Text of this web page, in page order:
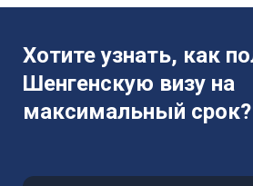
Хотите узнать, как
Шенгенскую визу на
максимальный срок?